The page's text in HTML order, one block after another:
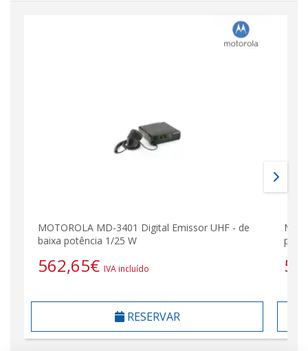
MOTOROLA MD-3401 Digital Emissor UHF - de
baixa potência 1/25 W
562,65€ IVA incluído
RESERVAR